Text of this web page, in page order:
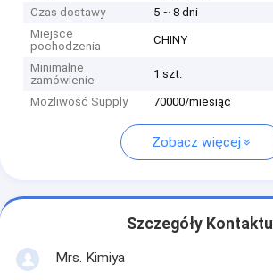
Czas dostawy
5 ~ 8 dni
Miejsce
pochodzenia
CHINY
Minimalne
zamówienie
1 szt.
Możliwość Supply 70000/miesiąc
Zobacz więcej
Szczegóły Kontaktu
Mrs. Kimiya